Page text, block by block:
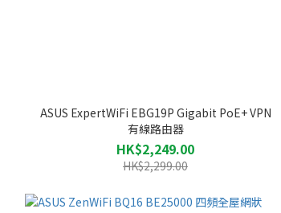
ASUS ExpertWiFi EBG19P Gigabit PoE+ VPN
有線路由器
HK$2,249.00
HK$2,299.00